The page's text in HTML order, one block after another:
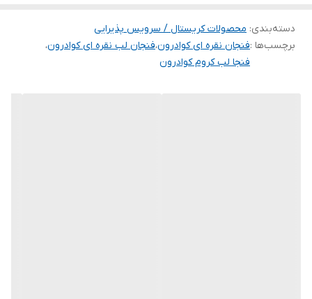
دسته‌بندی: محصولات کریستال / سرویس پذیرایی
برچسب‌ها :فنجان نقره ای کوادرون،فنجان لب نقره ای کوادرون،
فنجا لب کروم کوادرون